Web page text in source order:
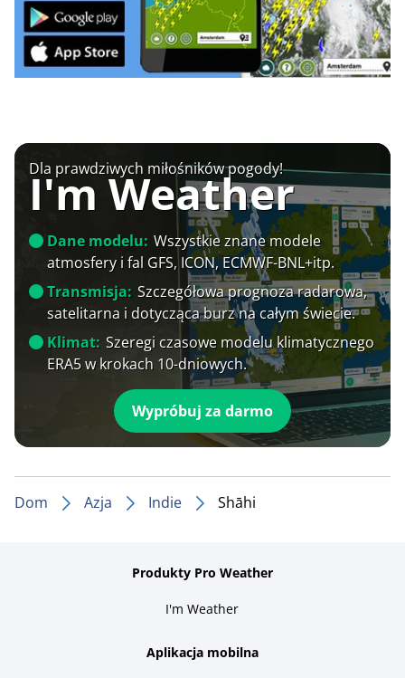
Dla prawdziwych miłośników pogody!
I'm Weather
Dane modelu: Wszystkie znane modele
atmosfery i fal GFS, ICON, ECMWF-BNL+itp.
Transmisja: Szczegółowa prognoza radarowa,
satelitarna i dotycząca burz na całym świecie.
Klimat: Szeregi czasowe modelu klimatycznego
ERA5 w krokach 10-dniowych.
Wypróbuj za darmo
Dom Azja Indie Shāhi
Produkty Pro Weather
I'm Weather
Aplikacja mobilna